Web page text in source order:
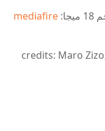
mediafire
credits: Maro